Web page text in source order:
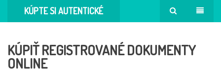
KÚPTE SI AUTENTICKÉ
KÚPIŤ REGISTROVANÉ DOKUMENTY
ONLINE